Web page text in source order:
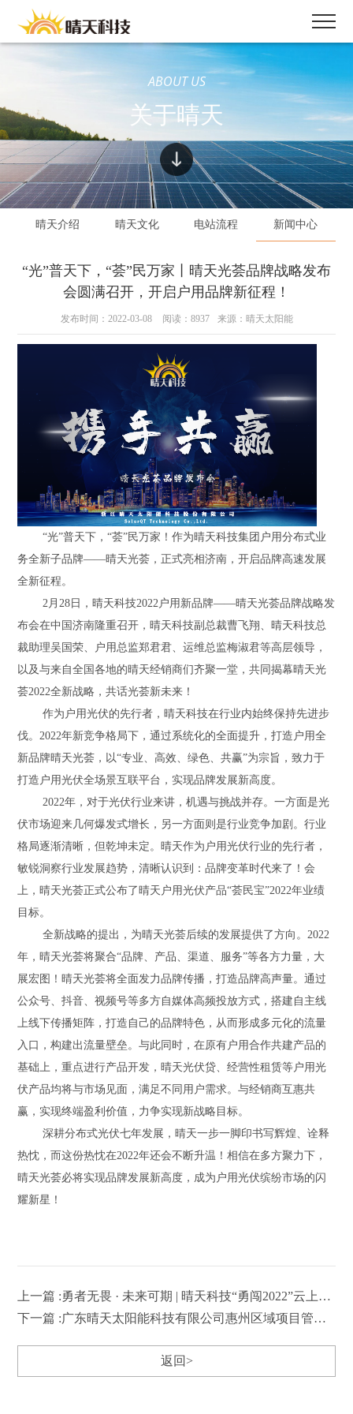
ABOUT US
关于晴天
晴天介绍 晴天文化 电站流程 新闻中心
“光”普天下，“荟”民万家丨晴天光荟品牌战略发布
会圆满召开，开启户用品牌新征程！
发布时间：2022-03-08 阅读：8937 来源：晴天太阳能
“光”普天下，“荟”民万家！作为晴天科技集团户用分布式业
务全新子品牌——晴天光荟，正式亮相济南，开启品牌高速发展
全新征程。
2月28日，晴天科技2022户用新品牌——晴天光荟品牌战略发
布会在中国济南隆重召开，晴天科技副总裁曹飞翔、晴天科技总
裁助理吴国荣、户用总监郑君君、运维总监梅淑君等高层领导，
以及与来自全国各地的晴天经销商们齐聚一堂，共同揭幕晴天光
荟2022全新战略，共话光荟新未来！
作为户用光伏的先行者，晴天科技在行业内始终保持先进步
伐。2022年新竞争格局下，通过系统化的全面提升，打造户用全
新品牌晴天光荟，以“专业、高效、绿色、共赢”为宗旨，致力于
打造户用光伏全场景互联平台，实现品牌发展新高度。
2022年，对于光伏行业来讲，机遇与挑战并存。一方面是光
伏市场迎来几何爆发式增长，另一方面则是行业竞争加剧。行业
格局逐渐清晰，但乾坤未定。晴天作为户用光伏行业的先行者，
敏锐洞察行业发展趋势，清晰认识到：品牌变革时代来了！会
上，晴天光荟正式公布了晴天户用光伏产品“荟民宝”2022年业绩
目标。
全新战略的提出，为晴天光荟后续的发展提供了方向。2022
年，晴天光荟将聚合“品牌、产品、渠道、服务”等各方力量，大
展宏图！晴天光荟将全面发力品牌传播，打造品牌高声量。通过
公众号、抖音、视频号等多方自媒体高频投放方式，搭建自主线
上线下传播矩阵，打造自己的品牌特色，从而形成多元化的流量
入口，构建出流量壁垒。与此同时，在原有户用合作共建产品的
基础上，重点进行产品开发，晴天光伏贷、经营性租赁等户用光
伏产品均将与市场见面，满足不同用户需求。与经销商互惠共
赢，实现终端盈利价值，力争实现新战略目标。
深耕分布式光伏七年发展，晴天一步一脚印书写辉煌、诠释
热忱，而这份热忱在2022年还会不断升温！相信在多方聚力下，
晴天光荟必将实现品牌发展新高度，成为户用光伏缤纷市场的闪
耀新星！
上一篇 :勇者无畏 · 未来可期 | 晴天科技“勇闯2022”云上年会顺利举行
下一篇 :广东晴天太阳能科技有限公司惠州区域项目管理中心挂牌仪式
返回>